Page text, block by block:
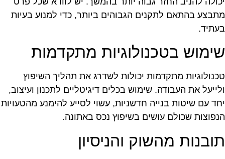
בהתאם לתקנים הגבוהים ביותר, כדי למנוע בעיות
בטכנולוגיות מתקדמות
מתקדמות יכולות לשדרג את תהליך השיפוץ
את העבודה. שימוש בכלים דיגיטליים לתכנון ועיצוב,
עם שיטות בנייה חדשניות, עשוי לסייע להימנע מהטעויות
שכולם עושים בשיפוץ נכס באתונה.
מהשוק והניסיון